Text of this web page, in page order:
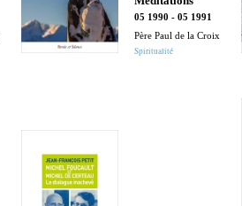
05 1990 - 05 1991
Père Paul de la Croix
Spiritualité